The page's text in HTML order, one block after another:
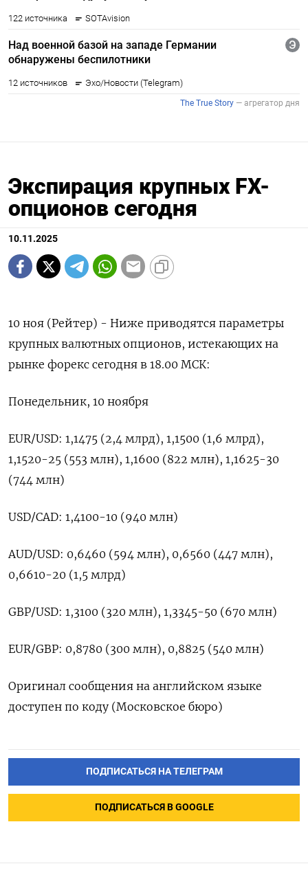
Экспирация крупных FX-
опционов сегодня
10.11.2025
10 ноя (Рейтер) - Ниже приводятся параметры
крупных валютных опционов, истекающих на
рынке форекс сегодня в 18.00 МСК:
Понедельник, 10 ноября
EUR/USD: 1,1475 (2,4 млрд), 1,1500 (1,6 млрд),
1,1520-25 (553 млн), 1,1600 (822 млн), 1,1625-30
(744 млн)
USD/CAD: 1,4100-10 (940 млн)
AUD/USD: 0,6460 (594 млн), 0,6560 (447 млн),
0,6610-20 (1,5 млрд)
GBP/USD: 1,3100 (320 млн), 1,3345-50 (670 млн)
EUR/GBP: 0,8780 (300 млн), 0,8825 (540 млн)
Оригинал сообщения на английском языке
доступен по коду (Московское бюро)
ПОДПИСАТЬСЯ НА ТЕЛЕГРАМ
ПОДПИСАТЬСЯ В GOOGLE